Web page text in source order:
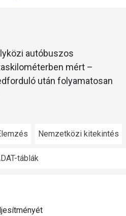
autóbuszos
mért –
után folyamatosan
Nemzetközi kitekintés
táblák